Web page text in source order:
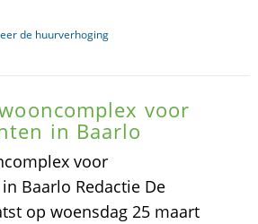
de huurverhoging
voor
in Baarlo
voor
Baarlo Redactie De
op woensdag 25 maart